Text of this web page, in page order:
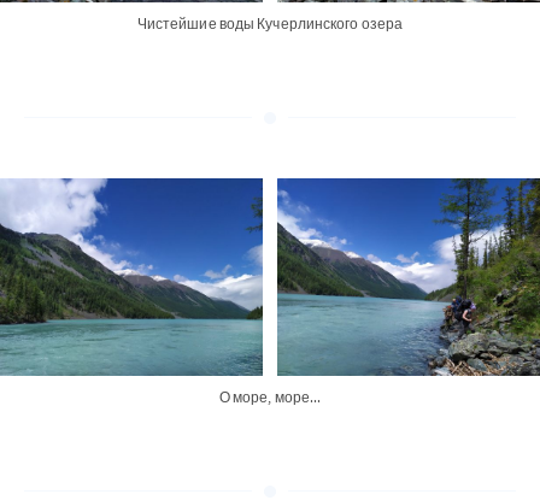
Чистейшие воды Кучерлинского озера
О море, море...